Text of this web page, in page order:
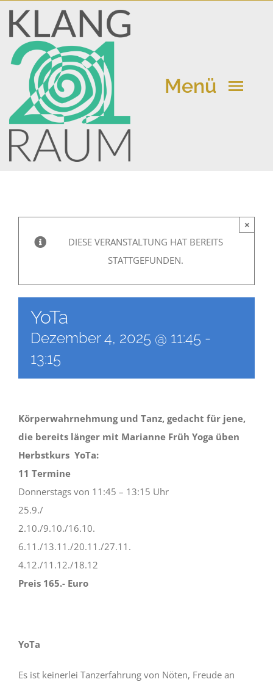
Zum
Inhalt
springen
Menü
Klangraum 21
Kulturnetz
DIESE VERANSTALTUNG HAT BEREITS
STATTGEFUNDEN.
×
YoTa
Dezember 4, 2025 @ 11:45 -
13:15
Körperwahrnehmung und Tanz, gedacht für jene,
die bereits länger mit Marianne Früh Yoga üben
Herbstkurs YoTa:
11 Termine
Donnerstags von 11:45 – 13:15 Uhr
25.9./
2.10./9.10./16.10.
6.11./13.11./20.11./27.11.
4.12./11.12./18.12
Preis 165.- Euro
YoTa
Es ist keinerlei Tanzerfahrung von Nöten, Freude an